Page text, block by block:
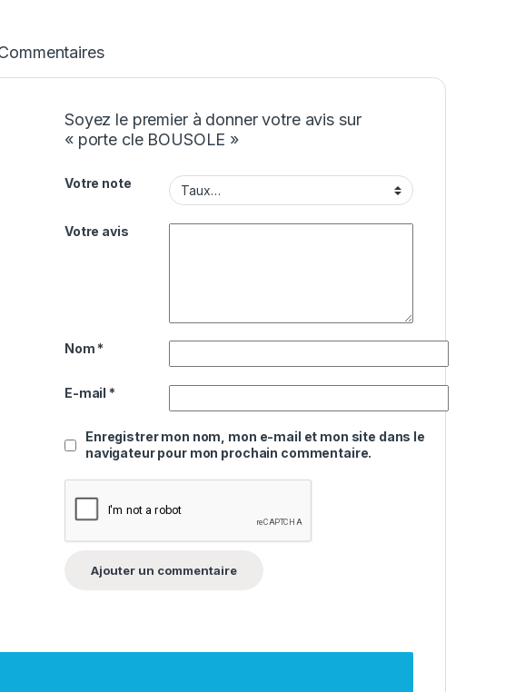
Soyez le premier à donner votre avis sur
« porte cle BOUSOLE »
Votre note
Votre avis
Nom *
E-mail *
Enregistrer mon nom, mon e-mail et mon site dans le
navigateur pour mon prochain commentaire.